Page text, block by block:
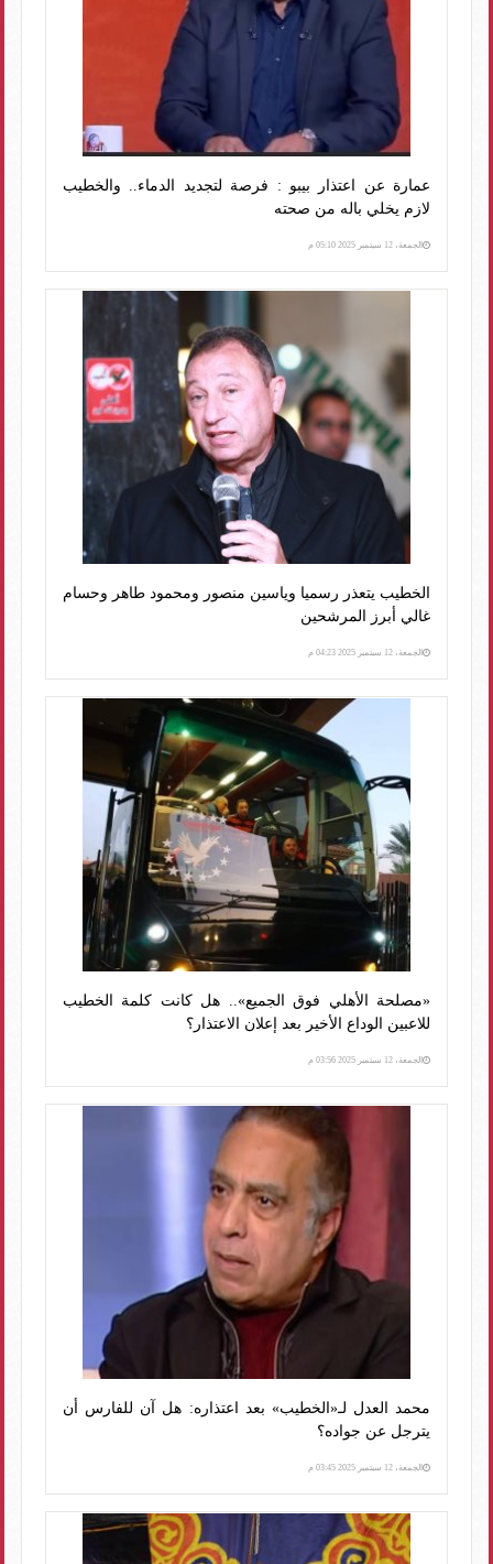
عمارة عن اعتذار بيبو : فرصة لتجديد الدماء.. والخطيب
لازم يخلي باله من صحته
الجمعة، 12 سبتمبر 2025 05:10 م
الخطيب يتعذر رسميا وياسين منصور ومحمود طاهر وحسام
غالي أبرز المرشحين
الجمعة، 12 سبتمبر 2025 04:23 م
«مصلحة الأهلي فوق الجميع».. هل كانت كلمة الخطيب
للاعبين الوداع الأخير بعد إعلان الاعتذار؟
الجمعة، 12 سبتمبر 2025 03:56 م
محمد العدل لـ«الخطيب» بعد اعتذاره: هل آن للفارس أن
يترجل عن جواده؟
الجمعة، 12 سبتمبر 2025 03:45 م